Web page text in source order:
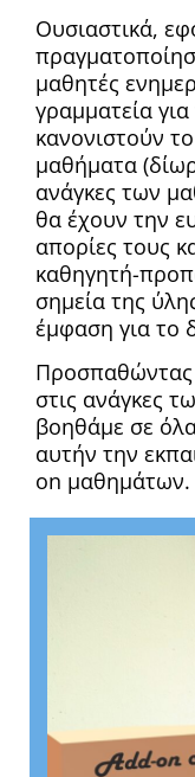
Ουσιαστικά,
μαθητές
γραμματεία
κανονιστούν
μαθήματα
ανάγκες των
θα έχουν την
απορίες τους
καθηγητή-
σημεία της
έμφαση για το
στις ανάγκες
βοηθάμε σε
αυτήν την
on μαθημάτων.